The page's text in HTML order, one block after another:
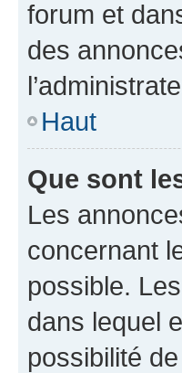
forum et
des
Haut
Que sont
Les
concernant
possible.
dans lequel
possibilité